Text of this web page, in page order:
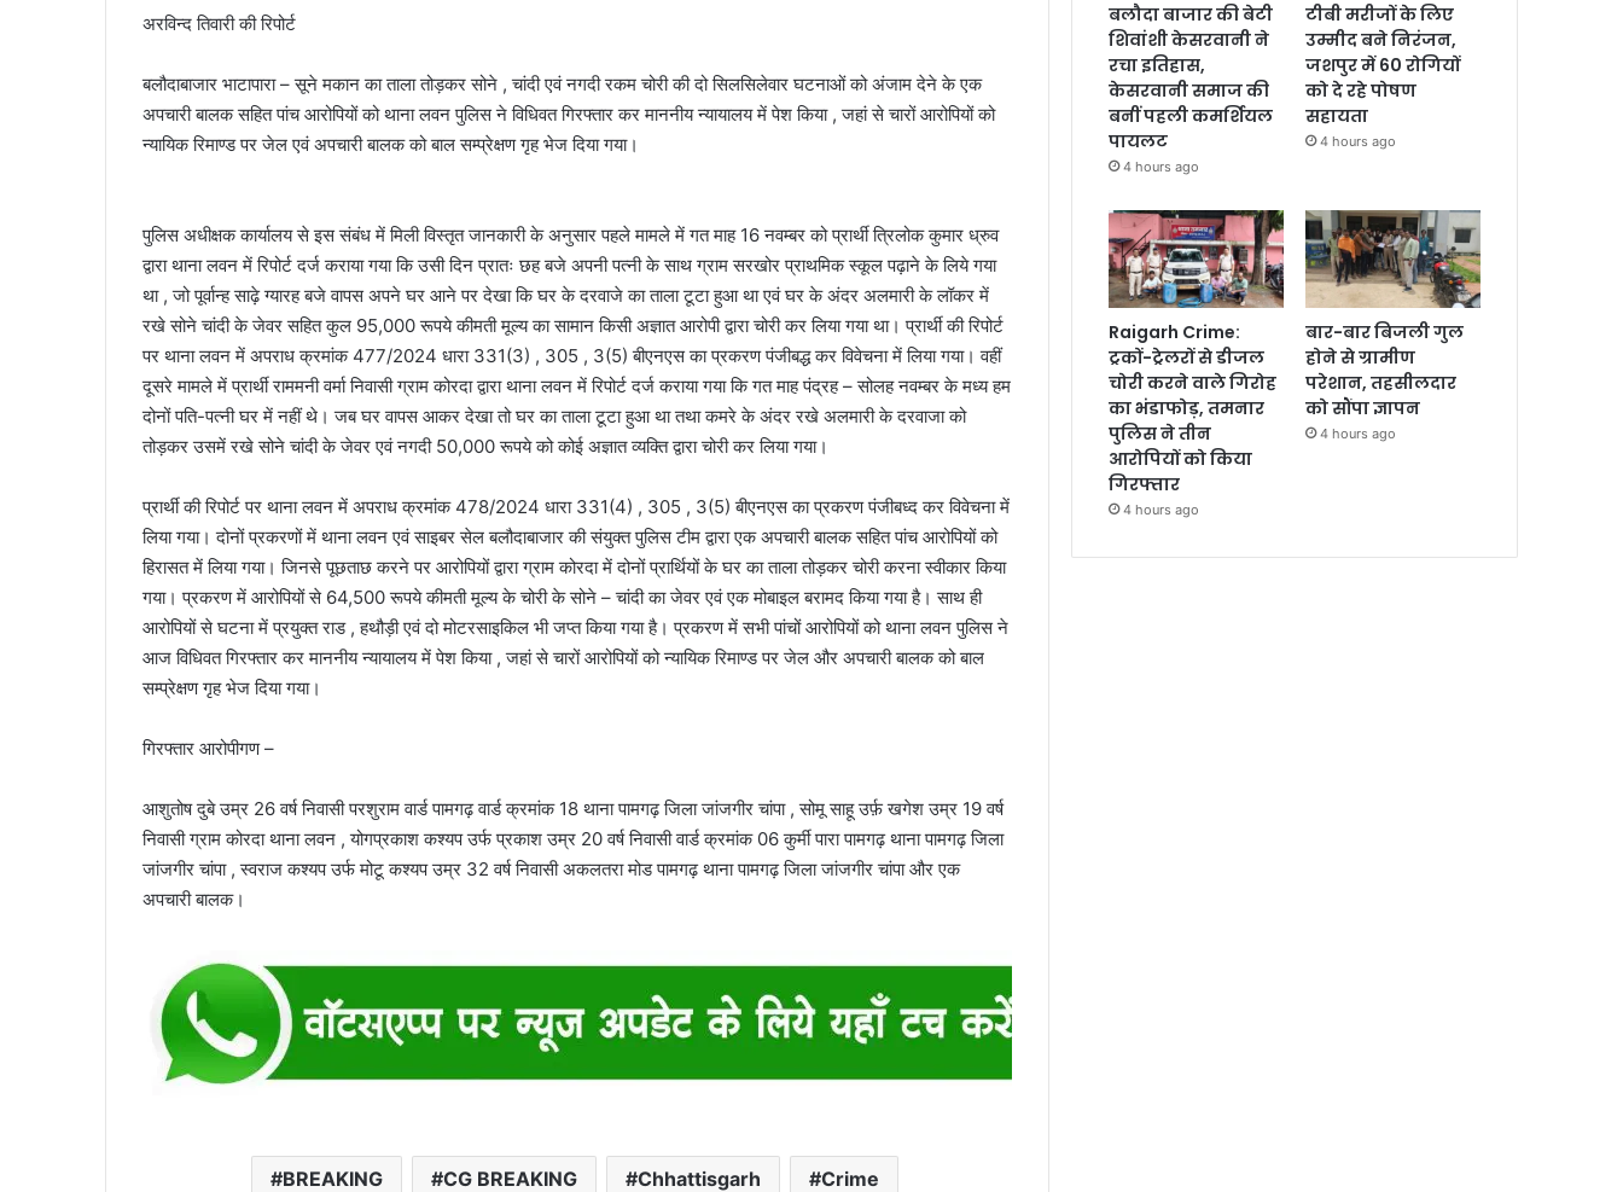
अरविन्द तिवारी की रिपोर्ट
बलौदाबाजार भाटापारा – सूने मकान का ताला तोड़कर सोने , चांदी एवं नगदी रकम चोरी की दो सिलसिलेवार घटनाओं को अंजाम देने के एक
अपचारी बालक सहित पांच आरोपियों को थाना लवन पुलिस ने विधिवत गिरफ्तार कर माननीय न्यायालय में पेश किया , जहां से चारों आरोपियों को
न्यायिक रिमाण्ड पर जेल एवं अपचारी बालक को बाल सम्प्रेक्षण गृह भेज दिया गया।
पुलिस अधीक्षक कार्यालय से इस संबंध में मिली विस्तृत जानकारी के अनुसार पहले मामले में गत माह 16 नवम्बर को प्रार्थी त्रिलोक कुमार ध्रुव
द्वारा थाना लवन में रिपोर्ट दर्ज कराया गया कि उसी दिन प्रातः छह बजे अपनी पत्नी के साथ ग्राम सरखोर प्राथमिक स्कूल पढ़ाने के लिये गया
था , जो पूर्वान्ह साढ़े ग्यारह बजे वापस अपने घर आने पर देखा कि घर के दरवाजे का ताला टूटा हुआ था एवं घर के अंदर अलमारी के लॉकर में
रखे सोने चांदी के जेवर सहित कुल 95,000 रूपये कीमती मूल्य का सामान किसी अज्ञात आरोपी द्वारा चोरी कर लिया गया था। प्रार्थी की रिपोर्ट
पर थाना लवन में अपराध क्रमांक 477/2024 धारा 331(3) , 305 , 3(5) बीएनएस का प्रकरण पंजीबद्ध कर विवेचना में लिया गया। वहीं
दूसरे मामले में प्रार्थी राममनी वर्मा निवासी ग्राम कोरदा द्वारा थाना लवन में रिपोर्ट दर्ज कराया गया कि गत माह पंद्रह – सोलह नवम्बर के मध्य हम
दोनों पति-पत्नी घर में नहीं थे। जब घर वापस आकर देखा तो घर का ताला टूटा हुआ था तथा कमरे के अंदर रखे अलमारी के दरवाजा को
तोड़कर उसमें रखे सोने चांदी के जेवर एवं नगदी 50,000 रूपये को कोई अज्ञात व्यक्ति द्वारा चोरी कर लिया गया।
प्रार्थी की रिपोर्ट पर थाना लवन में अपराध क्रमांक 478/2024 धारा 331(4) , 305 , 3(5) बीएनएस का प्रकरण पंजीबध्द कर विवेचना में
लिया गया। दोनों प्रकरणों में थाना लवन एवं साइबर सेल बलौदाबाजार की संयुक्त पुलिस टीम द्वारा एक अपचारी बालक सहित पांच आरोपियों को
हिरासत में लिया गया। जिनसे पूछताछ करने पर आरोपियों द्वारा ग्राम कोरदा में दोनों प्रार्थियों के घर का ताला तोड़कर चोरी करना स्वीकार किया
गया। प्रकरण में आरोपियों से 64,500 रूपये कीमती मूल्य के चोरी के सोने – चांदी का जेवर एवं एक मोबाइल बरामद किया गया है। साथ ही
आरोपियों से घटना में प्रयुक्त राड , हथौड़ी एवं दो मोटरसाइकिल भी जप्त किया गया है। प्रकरण में सभी पांचों आरोपियों को थाना लवन पुलिस ने
आज विधिवत गिरफ्तार कर माननीय न्यायालय में पेश किया , जहां से चारों आरोपियों को न्यायिक रिमाण्ड पर जेल और अपचारी बालक को बाल
सम्प्रेक्षण गृह भेज दिया गया।
गिरफ्तार आरोपीगण –
आशुतोष दुबे उम्र 26 वर्ष निवासी परशुराम वार्ड पामगढ़ वार्ड क्रमांक 18 थाना पामगढ़ जिला जांजगीर चांपा , सोमू साहू उर्फ़ खगेश उम्र 19 वर्ष
निवासी ग्राम कोरदा थाना लवन , योगप्रकाश कश्यप उर्फ प्रकाश उम्र 20 वर्ष निवासी वार्ड क्रमांक 06 कुर्मी पारा पामगढ़ थाना पामगढ़ जिला
जांजगीर चांपा , स्वराज कश्यप उर्फ मोटू कश्यप उम्र 32 वर्ष निवासी अकलतरा मोड पामगढ़ थाना पामगढ़ जिला जांजगीर चांपा और एक
अपचारी बालक।
BREAKING CG BREAKING Chhattisgarh Crime
बलौदा बाजार की बेटी
शिवांशी केसरवानी ने
रचा इतिहास,
केसरवानी समाज की
बनीं पहली कमर्शियल
पायलट
4 hours ago
टीबी मरीजों के लिए
उम्मीद बने निरंजन,
जशपुर में 60 रोगियों
को दे रहे पोषण
सहायता
4 hours ago
Raigarh Crime:
ट्रकों-ट्रेलरों से डीजल
चोरी करने वाले गिरोह
का भंडाफोड़, तमनार
पुलिस ने तीन
आरोपियों को किया
गिरफ्तार
4 hours ago
बार-बार बिजली गुल
होने से ग्रामीण
परेशान, तहसीलदार
को सौंपा ज्ञापन
4 hours ago